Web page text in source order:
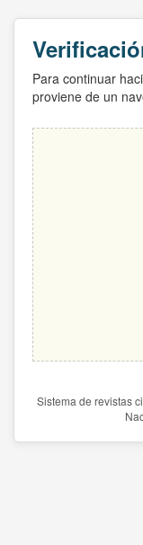
Para continuar
proviene de un
Sistema de revistas